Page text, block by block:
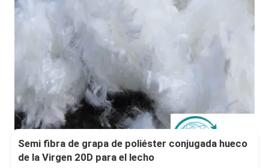
Semi fibra de grapa de poliéster conjugada hueco
de la Virgen 20D para el lecho